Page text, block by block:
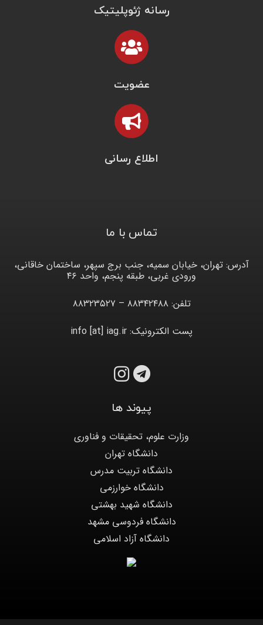
رسانه ژئوپلیتیک
عضویت
اطلاع رسانی
تماس با ما
آدرس: تهران، خیابان سمیه، جنب برج سپهر، ساختمان خاقانی،
ورودی غربی، طبقه پنجم، واحد ۴۶
تلفن: ۸۸۳۴۲۴۸۸ – ۸۸۳۲۳۵۲۷
پست الکترونیک: info [at] iag.ir
پیوند ها
وزارت علوم، تحقیقات و فناوری
دانشگاه تهران
دانشگاه تربیت مدرس
دانشگاه خوارزمی
دانشگاه شهید بهشتی
دانشگاه فردوسی مشهد
دانشگاه آزاد اسلامی